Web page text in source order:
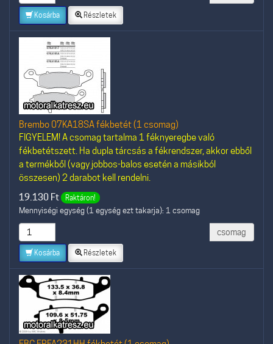
Kosárba Részletek
Brembo 07KA18SA fékbetét (1 csomag)
FIGYELEM! A csomag tartalma 1 féknyeregbe való
fékbetétszett. Ha dupla tárcsás a fékrendszer, akkor ebből
a termékből (vagy jobbos-balos esetén a másikból
összesen) 2 darabot kell rendelni.
19.130 Ft Raktáron!
Mennyiségi egység (1 egység ezt takarja): 1 csomag
csomag
Kosárba Részletek